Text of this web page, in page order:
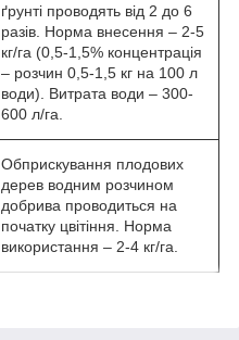
ґрунті проводять від 2 до 6
разів. Норма внесення – 2-5
кг/га (0,5-1,5% концентрація
– розчин 0,5-1,5 кг на 100 л
води). Витрата води – 300-
600 л/га.
Обприскування плодових
дерев водним розчином
добрива проводиться на
початку цвітіння. Норма
використання – 2-4 кг/га.